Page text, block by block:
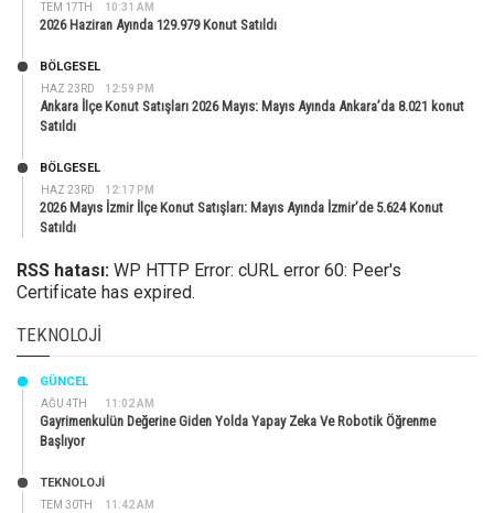
TEM 17TH 10:31 AM
2026 Haziran Ayında 129.979 Konut Satıldı
HAZ 23RD 12:59 PM
BÖLGESEL
Ankara İlçe Konut Satışları 2026 Mayıs: Mayıs Ayında Ankara’da 8.021 konut
Satıldı
HAZ 23RD 12:17 PM
BÖLGESEL
2026 Mayıs İzmir İlçe Konut Satışları: Mayıs Ayında İzmir’de 5.624 Konut
Satıldı
RSS hatası: WP HTTP Error: cURL error 60: Peer's
Certificate has expired.
TEKNOLOJI
AĞU 4TH 11:02 AM
GÜNCEL
Gayrimenkulün Değerine Giden Yolda Yapay Zeka Ve Robotik Öğrenme
Başlıyor
TEM 30TH 11:42 AM
TEKNOLOJİ